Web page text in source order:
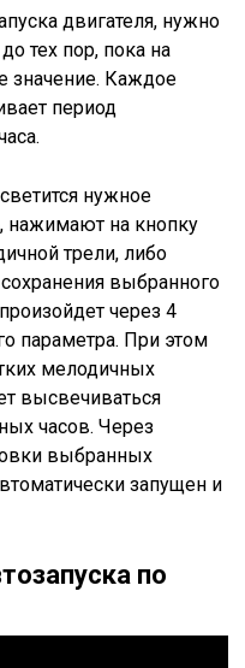
двигателя, нужно
тех пор, пока на
значение. Каждое
период
нужное
нажимают на кнопку
трели, либо
выбранного
через 4
параметра. При этом
мелодичных
высвечиваться
часов. Через
выбранных
запущен и
по